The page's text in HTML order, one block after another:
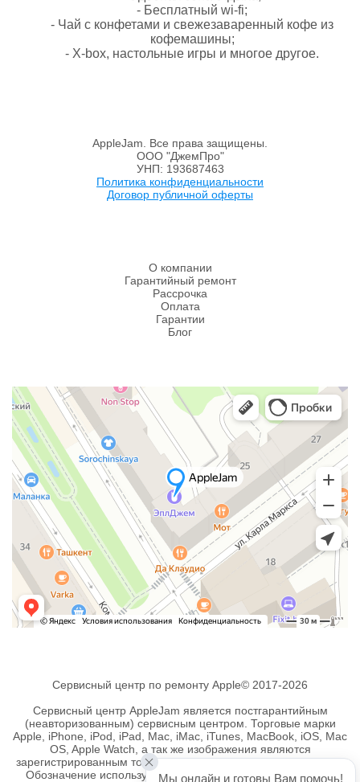
- Бесплатный wi-fi;
- Чай с конфетами и свежезаваренный кофе из
кофемашины;
- X-box, настольные игры и многое другое.
AppleJam. Все права защищены.
ООО "ДжемПро"
УНП: 193687463
Политика конфиденциальности
Договор публичной оферты
О компании
Гарантийный ремонт
Рассрочка
Оплата
Гарантии
Блог
Сервисный центр по ремонту Apple© 2017-2026
Сервисный центр AppleJam является постгарантийным
(неавторизованным) сервисным центром. Торговые марки
Apple, iPhone, iPod, iPad, Mac, iMac, iTunes, MacBook, iOS, Mac
OS, Apple Watch, а так же изображения являются
зарегистрированным товарными знаками компании Apple Inc.
Обозначение используется не с целью индивидуализации
Мы онлайн и готовы Вам помочь!